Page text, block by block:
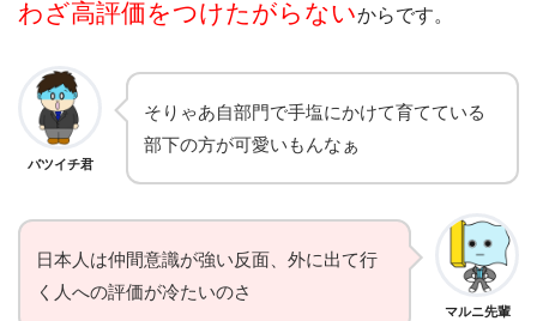
わざ高評価をつけたがらないからです。
バツイチ君
そりゃあ自部門で手塩にかけて育てている
部下の方が可愛いもんなぁ
マルニ先輩
日本人は仲間意識が強い反面、外に出て行
く人への評価が冷たいのさ